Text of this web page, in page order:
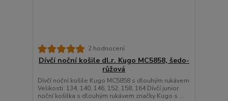
2 hodnocení
Dívčí noční košile dl.r. Kugo MC5858, šedo-
růžová
Dívčí noční košile Kugo MC5858 s dlouhým rukávem
Velikosti: 134, 140, 146, 152, 158, 164 Dívčí junior
noční košilka s dlouhým rukávem značky Kugo s ...